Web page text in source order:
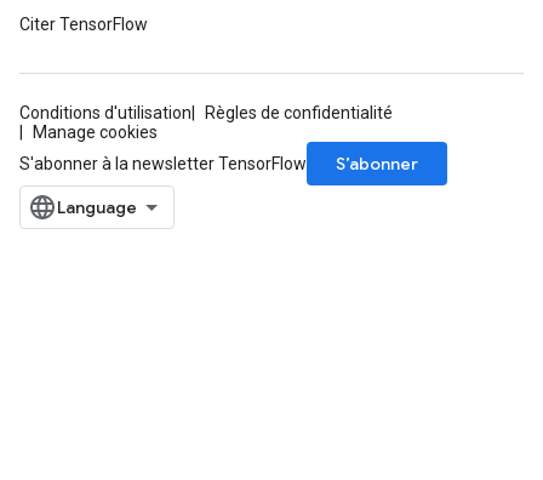
Citer TensorFlow
Conditions d'utilisation
Règles de confidentialité
Manage cookies
S'abonner à la newsletter TensorFlow
S’abonner